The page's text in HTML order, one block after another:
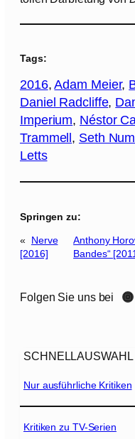
Tags:
2016, Adam Meier,
Daniel Radcliffe,
Imperium, Néstor
Trammell, Seth
Letts
Springen zu:
«
Nerve
[2016]
Anthony
Bandes“
Folgen Sie uns bei Instagram
SCHNELLAUSWAHL
Nur ausführliche Kritiken
Kritiken zu TV-Serien